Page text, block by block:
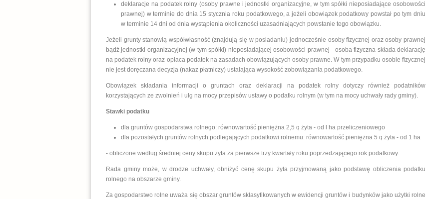
deklaracje na podatek rolny (osoby prawne i jednostki organizacyjne, w tym spółki nieposiadające osobowości
prawnej) w terminie do dnia 15 stycznia roku podatkowego, a jeżeli obowiązek podatkowy powstał po tym dniu
w terminie 14 dni od dnia wystąpienia okoliczności uzasadniających powstanie tego obowiązku.
Jeżeli grunty stanowią współwłasność (znajdują się w posiadaniu) jednocześnie osoby fizycznej oraz osoby prawnej
bądź jednostki organizacyjnej (w tym spółki) nieposiadającej osobowości prawnej - osoba fizyczna składa deklarację
na podatek rolny oraz opłaca podatek na zasadach obowiązujących osoby prawne. W tym przypadku osobie fizycznej
nie jest doręczana decyzja (nakaz płatniczy) ustalająca wysokość zobowiązania podatkowego.
Obowiązek składania informacji o gruntach oraz deklaracji na podatek rolny dotyczy również podatników
korzystających ze zwolnień i ulg na mocy przepisów ustawy o podatku rolnym (w tym na mocy uchwały rady gminy).
Stawki podatku
dla gruntów gospodarstwa rolnego: równowartość pieniężna 2,5 q żyta - od l ha przeliczeniowego
dla pozostałych gruntów rolnych podlegających podatkowi rolnemu: równowartość pieniężna 5 q żyta - od 1 ha
- obliczone według średniej ceny skupu żyta za pierwsze trzy kwartały roku poprzedzającego rok podatkowy.
Rada gminy może, w drodze uchwały, obniżyć cenę skupu żyta przyjmowaną jako podstawę obliczenia podatku
rolnego na obszarze gminy.
Za gospodarstwo rolne uważa się obszar gruntów sklasyfikowanych w ewidencji gruntów i budynków jako użytki rolne